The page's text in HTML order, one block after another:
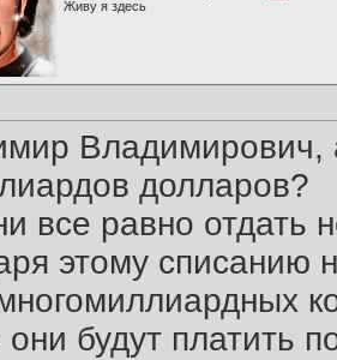
Живу я здесь
долларов?
все равно отдать
этому списанию
будут платить